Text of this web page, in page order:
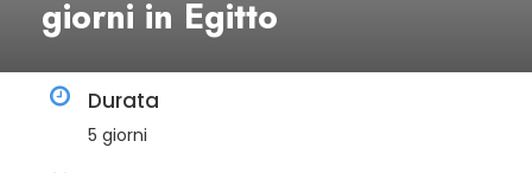
giorni in Egitto
Durata
5 giorni